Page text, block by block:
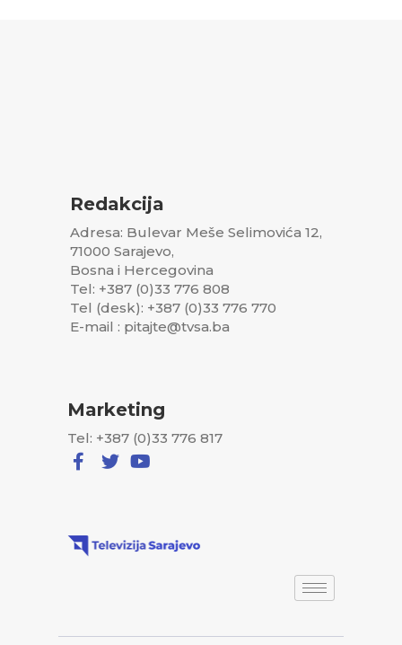
Redakcija
Adresa: Bulevar Meše Selimovića 12,
71000 Sarajevo,
Bosna i Hercegovina
Tel: +387 (0)33 776 808
Tel (desk): +387 (0)33 776 770
E-mail : pitajte@tvsa.ba
Marketing
Tel: +387 (0)33 776 817